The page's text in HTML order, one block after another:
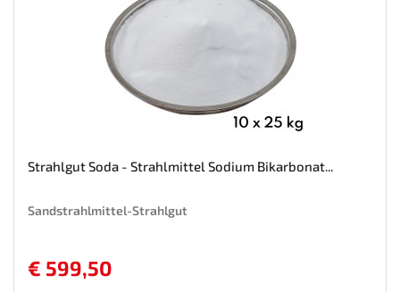
Strahlgut Soda - Strahlmittel Sodium Bikarbonat...
Sandstrahlmittel-Strahlgut
€ 599,50